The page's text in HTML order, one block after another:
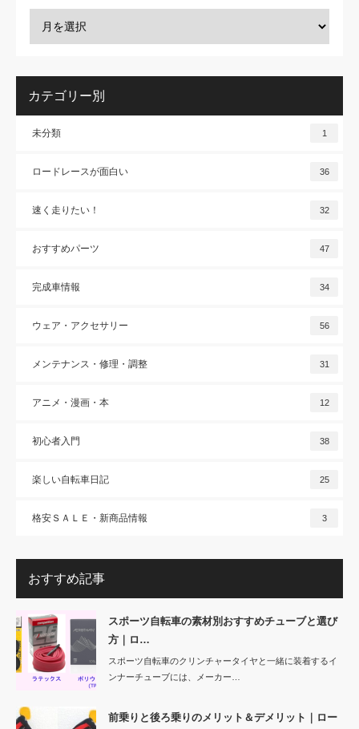
カテゴリー別
未分類 1
ロードレースが面白い 36
速く走りたい！ 32
おすすめパーツ 47
完成車情報 34
ウェア・アクセサリー 56
メンテナンス・修理・調整 31
アニメ・漫画・本 12
初心者入門 38
楽しい自転車日記 25
格安ＳＡＬＥ・新商品情報 3
おすすめ記事
スポーツ自転車の素材別おすすめチューブと選び
方｜ロ…
スポーツ自転車のクリンチャータイヤと一緒に装着するイ
ンナーチューブには、メーカー…
前乗りと後ろ乗りのメリット＆デメリット｜ロー